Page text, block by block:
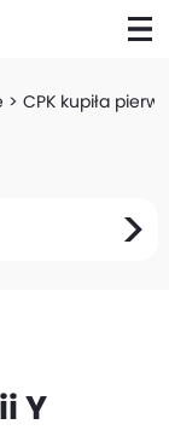
CPK kupiła
Y